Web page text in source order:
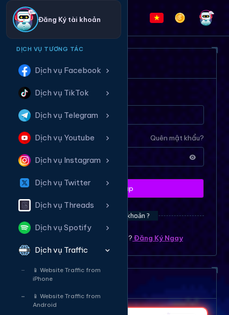
Đăng Ký tài khoản
DỊCH VỤ TƯƠNG TÁC
Dịch vụ Facebook
Dịch vụ TikTok
Dịch vụ Telegram
Dịch vụ Youtube
Dịch vụ Instagram
Dịch vụ Twitter
Dịch vụ Threads
Dịch vụ Spotify
Dịch vụ Traffic
📱 Website Traffic from
iPhone
📱 Website Traffic from
Android
ĐĂNG NHẬP HỆ THỐNG
Tên tài khoản
Quên mật khẩu?
Mật khẩu
Đăng nhập
Bạn chưa có tài khoản ?
Bạn chưa có tài khoản ? ? Đăng Ký Ngay
Dịch vụ tăng mắt Livetream
❤️😂
😂
👍